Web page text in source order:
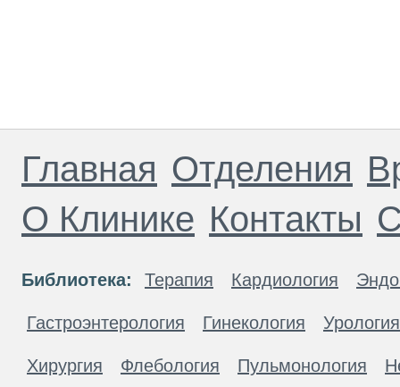
Главная Отделения
О Клинике Контакты
Библиотека: Терапия Кардиология
Гастроэнтерология Гинекология Урология
Хирургия Флебология Пульмонология